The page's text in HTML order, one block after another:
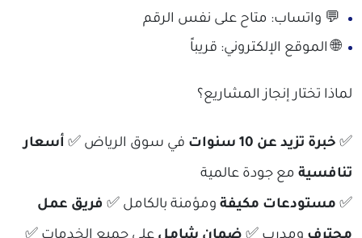
💬 واتساب: متاح على نفس الرقم
🌐 الموقع الإلكتروني: قريباً
لماذا تختار إنجاز المشاريع؟
✅ خبرة تزيد عن 10 سنوات في سوق الرياض ✅ أسعار
تنافسية مع جودة عالمية
✅ مستودعات مكيفة ومؤمنة بالكامل ✅ فريق عمل